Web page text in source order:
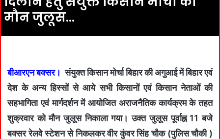
मौन जुलूस…
बीआरएन बक्सर। संयुक्त किसान मोर्चा बिहार की अगुआई में बिहार एवं
देश के अन्य हिस्सों से आये सभी किसानों एवं किसान नेताओं की
सहभागिता एवं मार्गदर्शन में आयोजित अराजनैतिक कार्यक्रम के तहत
शुक्रवार को मौन जुलूस निकाला गया। उक्त जुलूस पूर्वाह्न 11 बजे
बक्सर रेलवे स्टेशन से निकलकर वीर कुंवर सिंह चौक (पुलिस चौकी )